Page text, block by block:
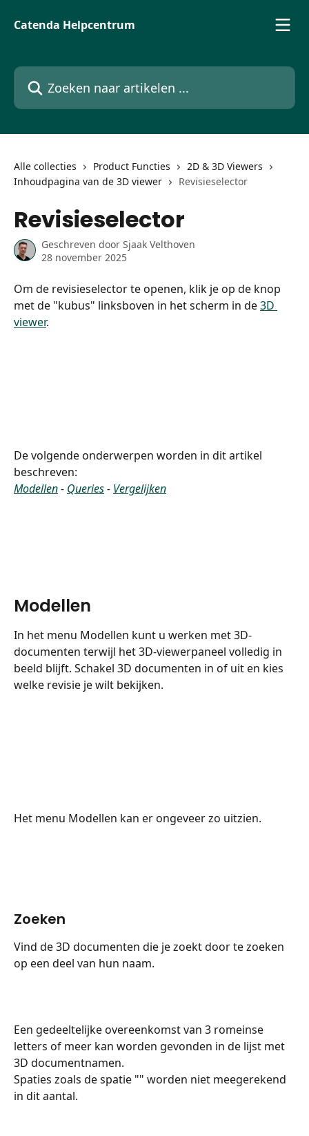
Catenda Helpcentrum
Zoeken naar artikelen ...
Alle collecties Product Functies
2D & 3D Viewers
Inhoudpagina van de 3D viewer
Revisieselector
Revisieselector
Geschreven door Sjaak Velthoven
28 november 2025
Om de revisieselector te openen, klik je op de knop
met de "kubus" linksboven in het scherm in de 3D
viewer.
De volgende onderwerpen worden in dit artikel
beschreven:
Modellen - Queries - Vergelijken
Modellen
In het menu Modellen kunt u werken met 3D-
documenten terwijl het 3D-viewerpaneel volledig in
beeld blijft. Schakel 3D documenten in of uit en kies
welke revisie je wilt bekijken.
Het menu Modellen kan er ongeveer zo uitzien.
Zoeken
Vind de 3D documenten die je zoekt door te zoeken
op een deel van hun naam.
Een gedeeltelijke overeenkomst van 3 romeinse
letters of meer kan worden gevonden in de lijst met
3D documentnamen.
Spaties zoals de spatie "" worden niet meegerekend
in dit aantal.